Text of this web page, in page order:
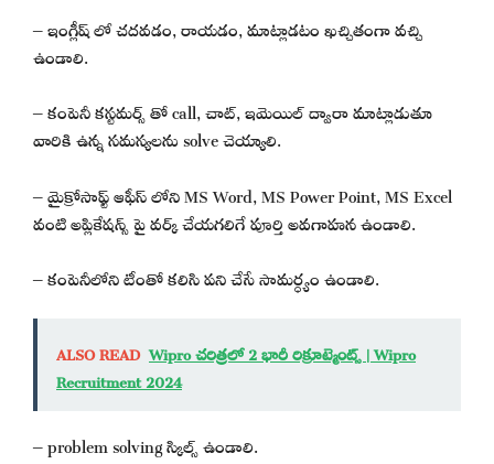
– ఇంగ్లీష్ లో చదవడం, రాయడం, మాట్లాడటం ఖచ్చితంగా వచ్చి
ఉండాలి.
– కంపెనీ కస్టమర్స్ తో call, చాట్, ఇమెయిల్ ద్వారా మాట్లాడుతూ
వారికి ఉన్న సమస్యలను solve చెయ్యాలి.
– మైక్రోసాఫ్ట్ ఆఫీస్ లోని MS Word, MS Power Point, MS Excel
వంటి అప్లికేషన్స్ పై వర్క్ చేయగలిగే పూర్తి అవగాహన ఉండాలి.
– కంపెనీలోని టీంతో కలిసి పని చేసే సామర్ధ్యం ఉండాలి.
ALSO READ Wipro చరిత్రలో 2 భారీ రిక్రూట్మెంట్స్ | Wipro
Recruitment 2024
– problem solving స్కిల్స్ ఉండాలి.